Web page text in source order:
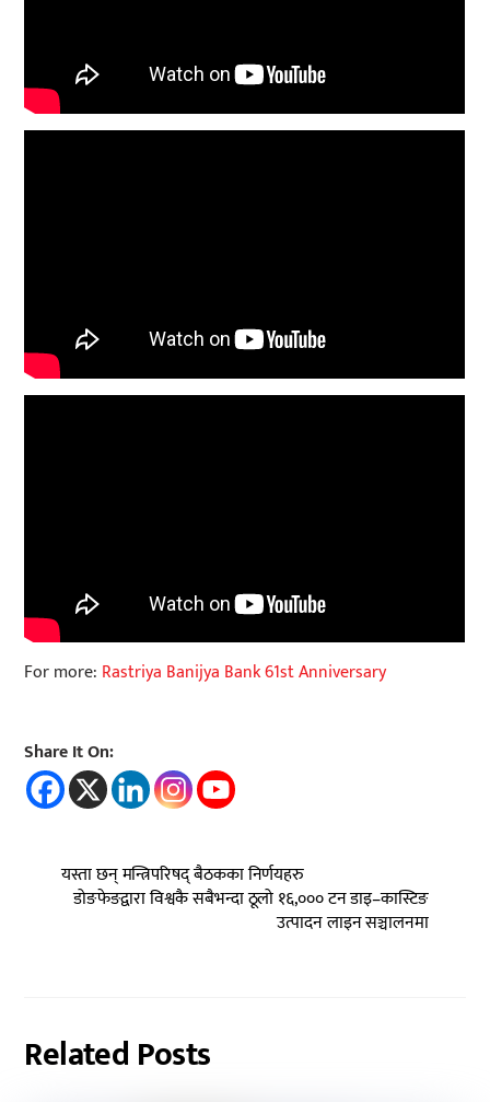
For more: Rastriya Banijya Bank 61st Anniversary
Share It On:
यस्ता छन् मन्त्रिपरिषद् बैठकका निर्णयहरु
डोङफेङद्वारा विश्वकै सबैभन्दा ठूलो १६,००० टन डाइ–कास्टिङ
उत्पादन लाइन सञ्चालनमा
Related Posts